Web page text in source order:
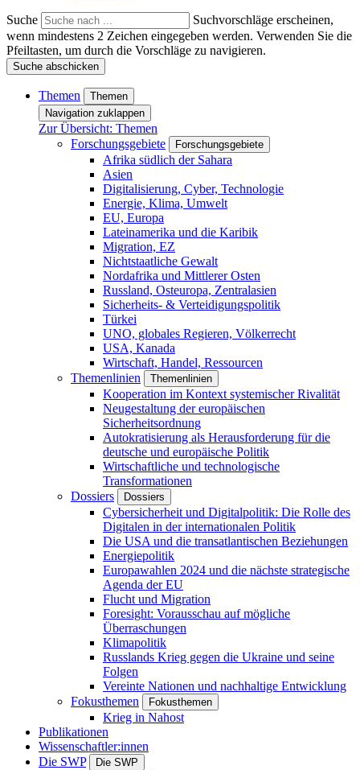
Suche
Suchvorschläge erscheinen,
wenn mindestens 2 Zeichen eingegeben werden. Verwenden Sie die
Pfeiltasten, um durch die Vorschläge zu navigieren.
Suche abschicken
Themen
Themen
Navigation zuklappen
Zur Übersicht: Themen
Forschungsgebiete
Forschungsgebiete
Afrika südlich der Sahara
Asien
Digitalisierung, Cyber, Technologie
Energie, Klima, Umwelt
EU, Europa
Lateinamerika und die Karibik
Migration, EZ
Nichtstaatliche Gewalt
Nordafrika und Mittlerer Osten
Russland, Osteuropa, Zentralasien
Sicherheits- & Verteidigungspolitik
Türkei
UNO, globales Regieren, Völkerrecht
USA, Kanada
Wirtschaft, Handel, Ressourcen
Themenlinien
Themenlinien
Kooperation im Kontext systemischer Rivalität
Neugestaltung der europäischen
Sicherheitsordnung
Autokratisierung als Herausforderung für die
deutsche und europäische Politik
Wirtschaftliche und technologische
Transformationen
Dossiers
Dossiers
Cybersicherheit und Digitalpolitik: Die Rolle des
Digitalen in der internationalen Politik
Die USA und die transatlantischen Beziehungen
Energiepolitik
Europawahlen 2024 und die nächste strategische
Agenda der EU
Flucht und Migration
Foresight: Vorausschau auf mögliche
Überraschungen
Klimapolitik
Russlands Krieg gegen die Ukraine und seine
Folgen
Vereinte Nationen und nachhaltige Entwicklung
Fokusthemen
Fokusthemen
Krieg in Nahost
Publikationen
Wissenschaftler:innen
Die SWP
Die SWP